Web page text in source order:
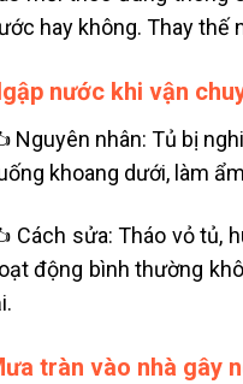
hay không. Thay thế
nước khi vận
nhân: Tủ bị
khoang dưới, làm
Cách sửa: Tháo vỏ tủ,
động bình thường
tràn vào nhà gây